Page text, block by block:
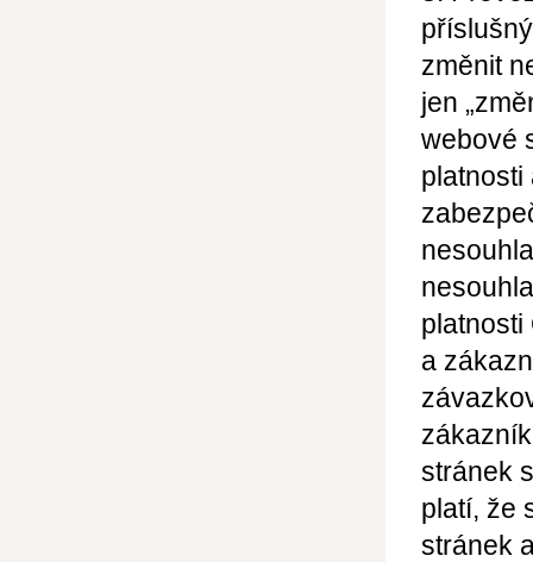
změnit
jen
webové
platnosti
a
stránek
platí, že
stránek